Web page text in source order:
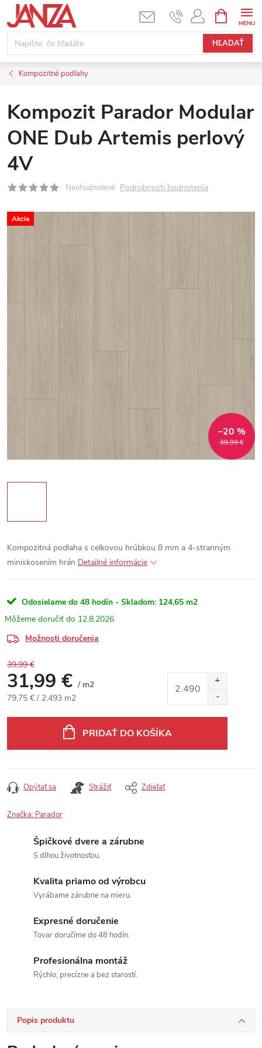
Prejsť na obsah
HĽADAŤ
Kompozitné podlahy
Kompozit Parador Modular
ONE Dub Artemis perlový
4V
Neohodnotené Podrobnosti hodnotenia
Akcia
39,99 €
–20 %
Kompozitná podlaha s celkovou hrúbkou 8 mm a 4-stranným
miniskosením hrán Detailné informácie
Odosielame do 48 hodín - Skladom: 124,65 m2
12.8.2026
Možnosti doručenia
39,99 €
31,99 € / m2
Jednotková cena:
79,75 € / 2.493 m2
PRIDAŤ DO KOŠÍKA
Opýtať sa Strážiť Zdieľať
Značka: Parador
Špičkové dvere a zárubne
S dlhou životnosťou.
Kvalita priamo od výrobcu
Vyrábame zárubne na mieru.
Expresné doručenie
Tovar doručíme do 48 hodín.
Profesionálna montáž
Rýchlo, precízne a bez starostí.
Popis produktu